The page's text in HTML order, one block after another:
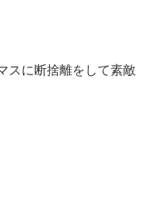
スに断捨離をして素敵